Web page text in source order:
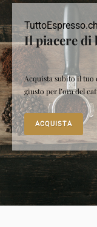
Il piacere di
Acquista subito il tuo
giusto per l’ora del
ACQUISTA